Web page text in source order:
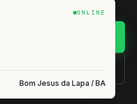
8838
ONLINE
Bom Jesus da Lapa / BA